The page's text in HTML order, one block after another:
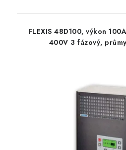
FLEXIS 48D100, výkon
400V 3 fázový,